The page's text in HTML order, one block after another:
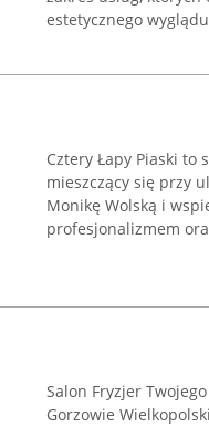
estetycznego
Cztery Łapy Piaski to
mieszczący się przy
Monikę Wolską i
profesjonalizmem
Salon Fryzjer
Gorzowie